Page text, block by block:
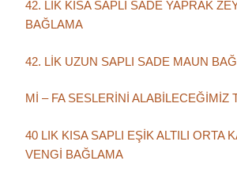
42. LİK KISA SAPLI SADE YAPRAK
BAĞLAMA
42. LİK UZUN SAPLI SADE MAUN
Mİ – FA SESLERİNİ ALABİLECEĞİMİZ
40 LIK KISA SAPLI EŞİK ALTILI ORTA
VENGİ BAĞLAMA